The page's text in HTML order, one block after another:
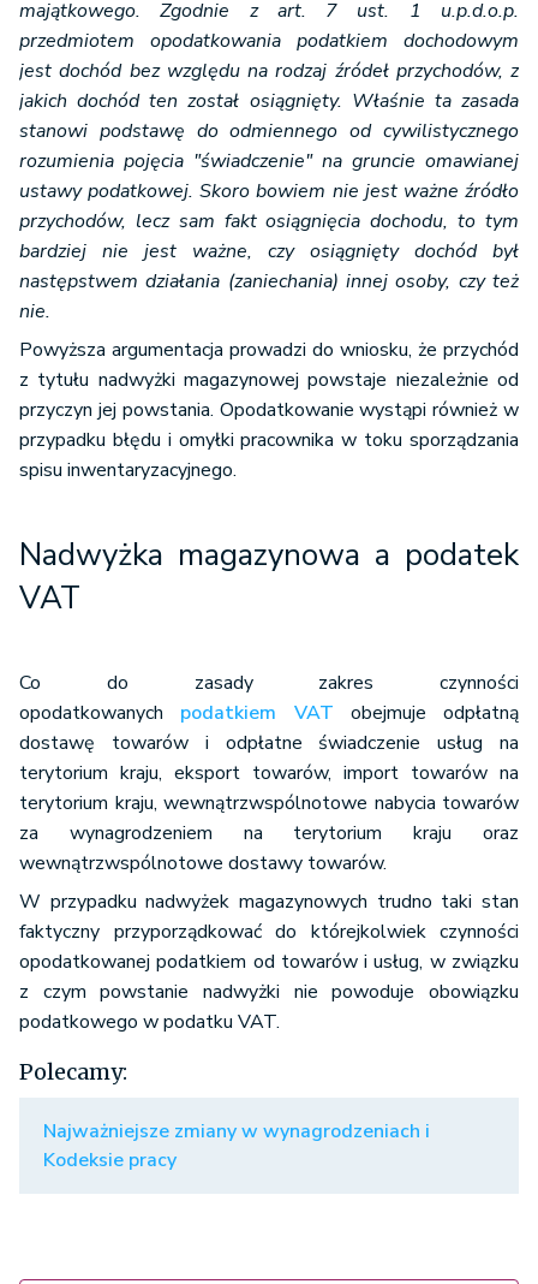
majątkowego. Zgodnie z art. 7 ust. 1 u.p.d.o.p.
przedmiotem opodatkowania podatkiem dochodowym
jest dochód bez względu na rodzaj źródeł przychodów, z
jakich dochód ten został osiągnięty. Właśnie ta zasada
stanowi podstawę do odmiennego od cywilistycznego
rozumienia pojęcia "świadczenie" na gruncie omawianej
ustawy podatkowej. Skoro bowiem nie jest ważne źródło
przychodów, lecz sam fakt osiągnięcia dochodu, to tym
bardziej nie jest ważne, czy osiągnięty dochód był
następstwem działania (zaniechania) innej osoby, czy też
nie.
Powyższa argumentacja prowadzi do wniosku, że przychód
z tytułu nadwyżki magazynowej powstaje niezależnie od
przyczyn jej powstania. Opodatkowanie wystąpi również w
przypadku błędu i omyłki pracownika w toku sporządzania
spisu inwentaryzacyjnego.
Nadwyżka magazynowa a podatek
VAT
Co do zasady zakres czynności
opodatkowanych podatkiem VAT obejmuje odpłatną
dostawę towarów i odpłatne świadczenie usług na
terytorium kraju, eksport towarów, import towarów na
terytorium kraju, wewnątrzwspólnotowe nabycia towarów
za wynagrodzeniem na terytorium kraju oraz
wewnątrzwspólnotowe dostawy towarów.
W przypadku nadwyżek magazynowych trudno taki stan
faktyczny przyporządkować do którejkolwiek czynności
opodatkowanej podatkiem od towarów i usług, w związku
z czym powstanie nadwyżki nie powoduje obowiązku
podatkowego w podatku VAT.
Polecamy:
Najważniejsze zmiany w wynagrodzeniach i
Kodeksie pracy